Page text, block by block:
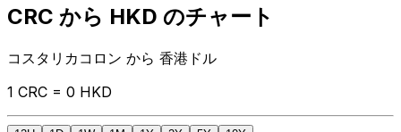
CRC から HKD のチャート
コスタリカコロン から 香港ドル
1 CRC = 0 HKD